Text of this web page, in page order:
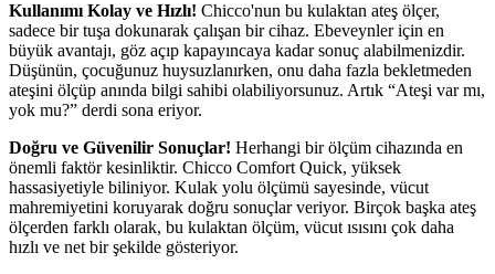
Kullanımı Kolay ve Hızlı! Chicco'nun bu kulaktan ateş ölçer,
sadece bir tuşa dokunarak çalışan bir cihaz. Ebeveynler için en
büyük avantajı, göz açıp kapayıncaya kadar sonuç alabilmenizdir.
Düşünün, çocuğunuz huysuzlanırken, onu daha fazla bekletmeden
ateşini ölçüp anında bilgi sahibi olabiliyorsunuz. Artık “Ateşi var mı,
yok mu?” derdi sona eriyor.
Doğru ve Güvenilir Sonuçlar! Herhangi bir ölçüm cihazında en
önemli faktör kesinliktir. Chicco Comfort Quick, yüksek
hassasiyetiyle biliniyor. Kulak yolu ölçümü sayesinde, vücut
mahremiyetini koruyarak doğru sonuçlar veriyor. Birçok başka ateş
ölçerden farklı olarak, bu kulaktan ölçüm, vücut ısısını çok daha
hızlı ve net bir şekilde gösteriyor.